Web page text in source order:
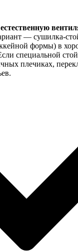
— сушилка-
формы) в
специальной
плечиках,